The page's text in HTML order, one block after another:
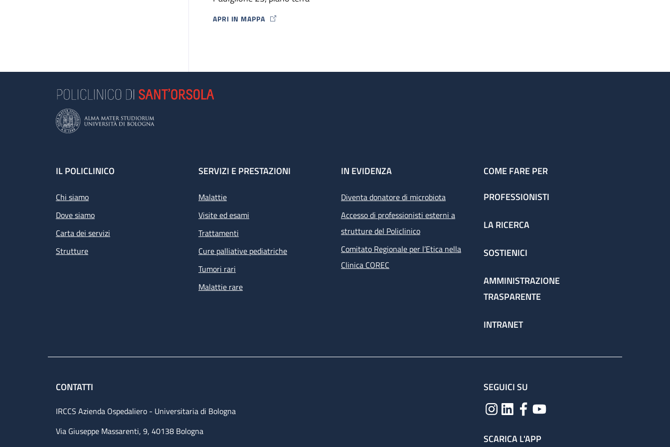
Cuori.
APRI IN MAPPA
MAP ICON
Footer
IL POLICLINICO
Chi siamo
Dove siamo
Carta dei servizi
Strutture
SERVIZI E PRESTAZIONI
Malattie
Visite ed esami
Trattamenti
Cure palliative pediatriche
Tumori rari
Malattie rare
IN EVIDENZA
Diventa donatore di microbiota
Accesso di professionisti esterni a
strutture del Policlinico
Comitato Regionale per l’Etica nella
Clinica COREC
COME FARE PER
PROFESSIONISTI
LA RICERCA
SOSTIENICI
AMMINISTRAZIONE
TRASPARENTE
INTRANET
CONTATTI
IRCCS Azienda Ospedaliero - Universitaria di Bologna
Via Giuseppe Massarenti, 9, 40138 Bologna
SEGUICI SU
SCARICA L'APP